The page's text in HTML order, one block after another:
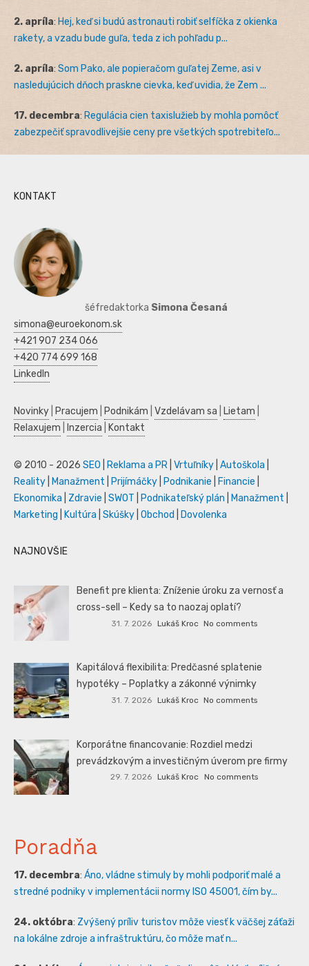
2. apríla: Hej, keď si budú astronauti robiť selfíčka z okienka
rakety, a vzadu bude guľa, teda z ich pohľadu p...
2. apríla: Som Pako, ale popieračom guľatej Zeme, asi v
nasledujúcich dňoch praskne cievka, keď uvidia, že Zem ...
17. decembra: Regulácia cien taxislužieb by mohla pomôcť
zabezpečiť spravodlivejšie ceny pre všetkých spotrebiteľo...
KONTAKT
šéfredaktorka Simona Česaná
simona@euroekonom.sk
+421 907 234 066
+420 774 699 168
LinkedIn
Novinky Pracujem Podnikám Vzdelávam sa Lietam
Relaxujem
Inzercia Kontakt
© 2010 - 2026 SEO Reklama a PR Vrtuľníky Autoškola
Reality
Manažment Prijímáčky Podnikanie Financie
Ekonomika
Zdravie SWOT Podnikateľský plán Manažment
Marketing
Kultúra Skúšky Obchod Dovolenka
NAJNOVŠIE
Benefit pre klienta: Zníženie úroku za vernosť a
cross-sell – Kedy sa to naozaj oplatí?
31. 7. 2026 Lukáš Kroc No comments
Kapitálová flexibilita: Predčasné splatenie
hypotéky – Poplatky a zákonné výnimky
31. 7. 2026 Lukáš Kroc No comments
Korporátne financovanie: Rozdiel medzi
prevádzkovým a investičným úverom pre firmy
29. 7. 2026 Lukáš Kroc No comments
Poradňa
17. decembra: Áno, vládne stimuly by mohli podporiť malé a
stredné podniky v implementácii normy ISO 45001, čím by...
24. októbra: Zvýšený príliv turistov môže viesť k väčšej záťaži
na lokálne zdroje a infraštruktúru, čo môže mať n...